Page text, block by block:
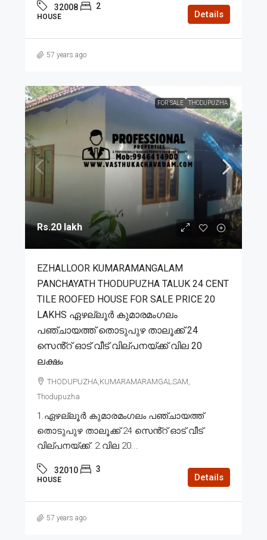
32008 2
HOUSE Details
57 years ago
FOR SALE THODUPUZHA
Rs.20 lakh
EZHALLOOR KUMARAMANGALAM
PANCHAYATH THODUPUZHA TALUK 24 CENT
TILE ROOFED HOUSE FOR SALE PRICE 20
LAKHS ഏഴല്ലൂർ കുമാരമംഗലം
പഞ്ചായത്ത് തൊടുപുഴ താലൂക്ക് 24
സെൻ്റ് ഓട് വീട് വില്പനയ്ക്ക് വില 20
ലക്ഷം
THODUPUZHA,KUMARAMARAMGALSAM,
Thodupuzha
1.ഏഴല്ലൂർ കുമാരമംഗലം പഞ്ചായത്ത്
തൊടുപുഴ താലൂക്ക് 24 സെൻ്റ് ഓട് വീട്
വില്പനയ്ക്ക്. 2.വില 20...
32010 3
HOUSE Details
57 years ago